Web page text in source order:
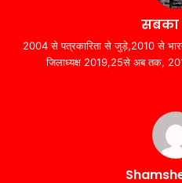
सबका
2004 से पत्रकारिता से जुड़े,2010 से
जिलाध्यक्ष 2019,25से अब तक,